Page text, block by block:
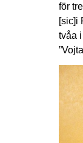
för
[sic]i
tvåa